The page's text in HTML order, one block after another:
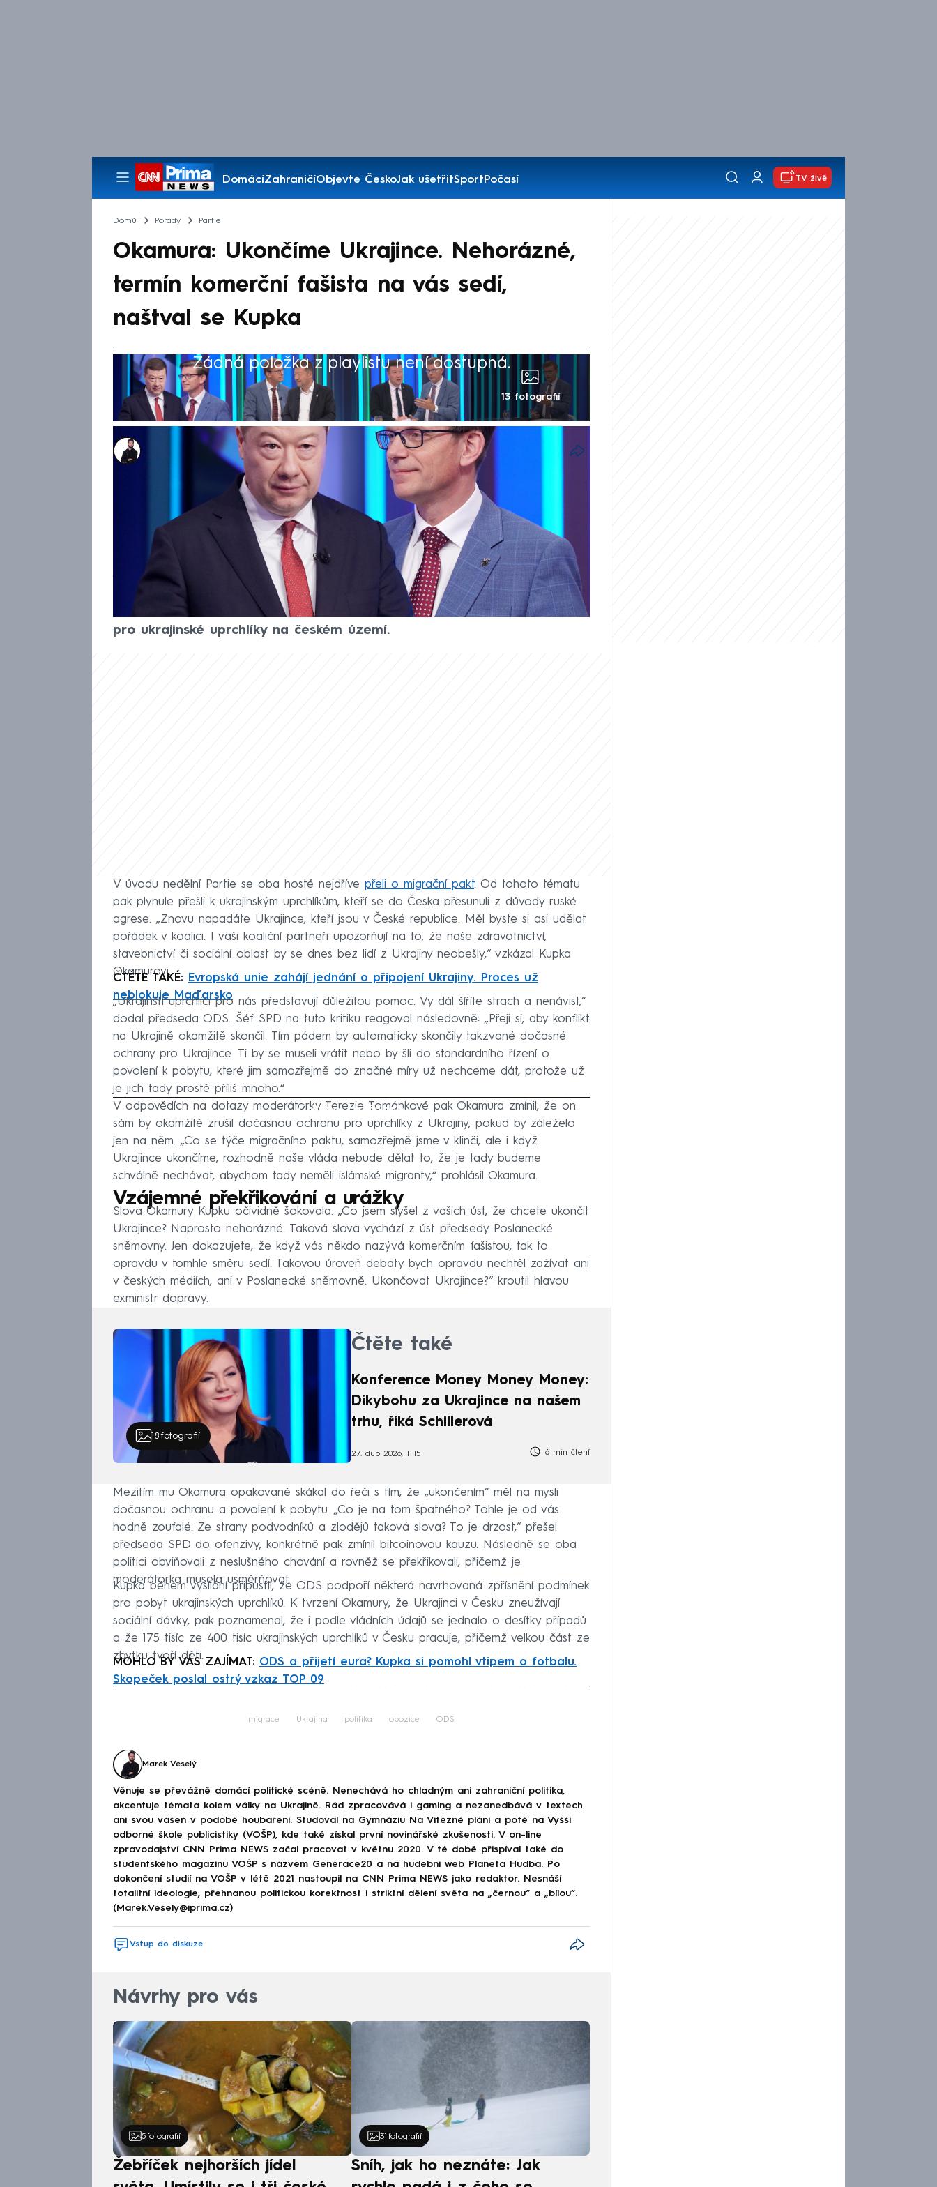
DomácíZahraničíObjevte ČeskoJak ušetřitSportPočasí
Pořady
TV živě
Domů Pořady Partie
Okamura: Ukončíme Ukrajince. Nehorázné,
termín komerční fašista na vás sedí,
naštval se Kupka
Žádná položka z playlistu není dostupná.
13 fotografií
Marek Veselý
14. čvn 2026, 15:04
První část nedělní Partie, v níž vystoupili předseda Sněmovny Tomio
Okamura (SPD) a šéf ODS Martin Kupka, se neobešla bez tvrdých
názorových střetů i osobních urážek. K nejostřejšímu sporu během
debaty CNN Prima NEWS došlo v okamžik, kdy Okamura mluvil o
„ukončení Ukrajinců“. „Naprosto nehorázné. Jen dokazujete, že když vás
někdo nazývá komerčním fašistou, opravdu to sedí,“ nebral si servítky
Kupka. Lídr SPD se hájil tím, že „ukončením“ myslel dočasnou ochranu
pro ukrajinské uprchlíky na českém území.
V úvodu nedělní Partie se oba hosté nejdříve přeli o migrační pakt. Od tohoto tématu
pak plynule přešli k ukrajinským uprchlíkům, kteří se do Česka přesunuli z důvody ruské
agrese. „Znovu napadáte Ukrajince, kteří jsou v České republice. Měl byste si asi udělat
pořádek v koalici. I vaši koaliční partneři upozorňují na to, že naše zdravotnictví,
stavebnictví či sociální oblast by se dnes bez lidí z Ukrajiny neobešly,“ vzkázal Kupka
Okamurovi.
ČTĚTE TAKÉ: Evropská unie zahájí jednání o připojení Ukrajiny. Proces už
neblokuje Maďarsko
„Ukrajinští uprchlíci pro nás představují důležitou pomoc. Vy dál šíříte strach a nenávist,“
dodal předseda ODS. Šéf SPD na tuto kritiku reagoval následovně: „Přeji si, aby konflikt
na Ukrajině okamžitě skončil. Tím pádem by automaticky skončily takzvané dočasné
ochrany pro Ukrajince. Ti by se museli vrátit nebo by šli do standardního řízení o
povolení k pobytu, které jim samozřejmě do značné míry už nechceme dát, protože už
je jich tady prostě příliš mnoho.“
Failed to fetch
V odpovědích na dotazy moderátorky Terezie Tománkové pak Okamura zmínil, že on
sám by okamžitě zrušil dočasnou ochranu pro uprchlíky z Ukrajiny, pokud by záleželo
jen na něm. „Co se týče migračního paktu, samozřejmě jsme v klinči, ale i když
Ukrajince ukončíme, rozhodně naše vláda nebude dělat to, že je tady budeme
schválně nechávat, abychom tady neměli islámské migranty,“ prohlásil Okamura.
Vzájemné překřikování a urážky
Slova Okamury Kupku očividně šokovala. „Co jsem slyšel z vašich úst, že chcete ukončit
Ukrajince? Naprosto nehorázné. Taková slova vychází z úst předsedy Poslanecké
sněmovny. Jen dokazujete, že když vás někdo nazývá komerčním fašistou, tak to
opravdu v tomhle směru sedí. Takovou úroveň debaty bych opravdu nechtěl zažívat ani
v českých médiích, ani v Poslanecké sněmovně. Ukončovat Ukrajince?“ kroutil hlavou
exministr dopravy.
18fotografií
Čtěte také
Konference Money Money Money:
Díkybohu za Ukrajince na našem
trhu, říká Schillerová
27. dub 2026, 11:15 6 min čtení
Mezitím mu Okamura opakovaně skákal do řeči s tím, že „ukončením“ měl na mysli
dočasnou ochranu a povolení k pobytu. „Co je na tom špatného? Tohle je od vás
hodně zoufalé. Ze strany podvodníků a zlodějů taková slova? To je drzost,“ přešel
předseda SPD do ofenzivy, konkrétně pak zmínil bitcoinovou kauzu. Následně se oba
politici obviňovali z neslušného chování a rovněž se překřikovali, přičemž je
moderátorka musela usměrňovat.
Kupka během vysílání připustil, že ODS podpoří některá navrhovaná zpřísnění podmínek
pro pobyt ukrajinských uprchlíků. K tvrzení Okamury, že Ukrajinci v Česku zneužívají
sociální dávky, pak poznamenal, že i podle vládních údajů se jednalo o desítky případů
a že 175 tisíc ze 400 tisíc ukrajinských uprchlíků v Česku pracuje, přičemž velkou část ze
zbytku tvoří děti.
MOHLO BY VÁS ZAJÍMAT: ODS a přijetí eura? Kupka si pomohl vtipem o fotbalu.
Skopeček poslal ostrý vzkaz TOP 09
migrace Ukrajina politika opozice ODS
Marek Veselý
Věnuje se převážně domácí politické scéně. Nenechává ho chladným ani zahraniční politika,
akcentuje témata kolem války na Ukrajině. Rád zpracovává i gaming a nezanedbává v textech
ani svou vášeň v podobě houbaření. Studoval na Gymnáziu Na Vítězné pláni a poté na Vyšší
odborné škole publicistiky (VOŠP), kde také získal první novinářské zkušenosti. V on-line
zpravodajství CNN Prima NEWS začal pracovat v květnu 2020. V té době přispíval také do
studentského magazínu VOŠP s názvem Generace20 a na hudební web Planeta Hudba. Po
dokončení studií na VOŠP v létě 2021 nastoupil na CNN Prima NEWS jako redaktor. Nesnáší
totalitní ideologie, přehnanou politickou korektnost i striktní dělení světa na „černou“ a „bílou“.
(Marek.Vesely@iprima.cz)
Vstup do diskuze
Návrhy pro vás
5 fotografií
Žebříček nejhorších jídel
31 fotografií
Sníh, jak ho neznáte: Jak